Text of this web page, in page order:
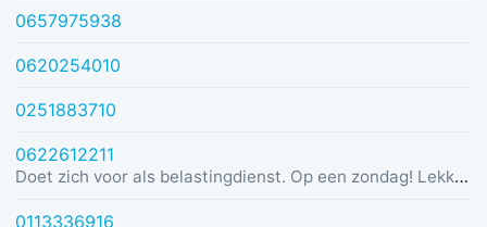
0657975938
0620254010
0251883710
0622612211
Doet zich voor als belastingdienst. Op een zondag! Lekker dom
0113336916